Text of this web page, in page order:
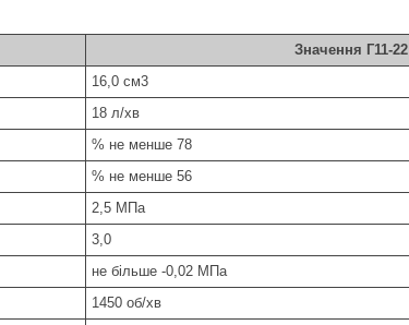
Значення Г11-22
16,0 см3
18 л/хв
% не менше 78
% не менше 56
2,5 МПа
3,0
не більше -0,02 МПа
1450 об/хв